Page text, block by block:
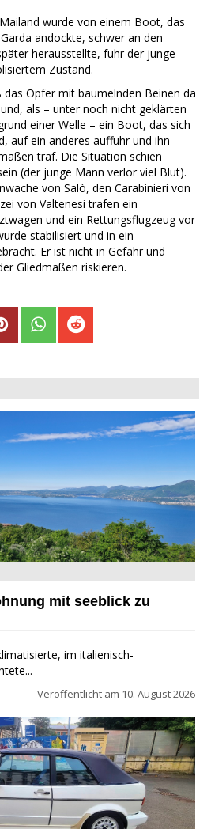
wurde von einem Boot, das
andockte, schwer an den
herausstellte, fuhr der junge
Zustand.
Opfer mit baumelnden Beinen da
als – unter noch nicht geklärten
einer Welle – ein Boot, das sich
auf ein anderes auffuhr und ihn
traf. Die Situation schien
(der junge Mann verlor viel Blut).
von Salò, den Carabinieri von
von Valtenesi trafen ein
und ein Rettungsflugzeug vor
stabilisiert und in ein
Er ist nicht in Gefahr und
Gliedmaßen riskieren.
mit seeblick zu
im italienisch-
Veröffentlicht am 10. August 2026